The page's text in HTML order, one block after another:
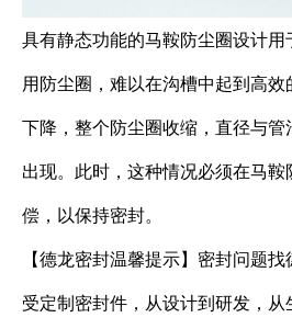
具有静态功能的马鞍防尘圈设计
用防尘圈，难以在沟槽中起到高
下降，整个防尘圈收缩，直径与
出现。此时，这种情况必须在马
偿，以保持密封。
【德龙密封温馨提示】密封问题
受定制密封件，从设计到研发，